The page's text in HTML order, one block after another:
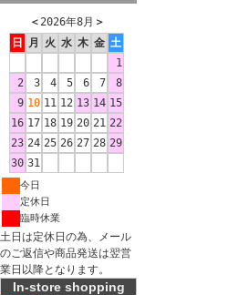
＜ 2026年8月 ＞
日
月 火 水 木 金 土
1
2
3 4 5 6 7
8
9 10 11 12 13 14 15
16 17 18 19 20 21 22
23 24 25 26 27 28 29
30 31
今日
定休日
臨時休業
土日は定休日の為、メール
のご返信や商品発送は翌営
業日以降となります。
In-store shopping